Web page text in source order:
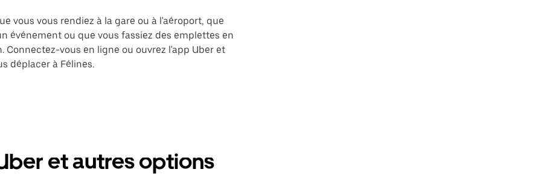
vous vous rendiez à la gare ou à l'aéroport, que
événement ou que vous fassiez des emplettes en
Connectez-vous en ligne ou ouvrez l'app Uber et
déplacer à Félines.
et autres options